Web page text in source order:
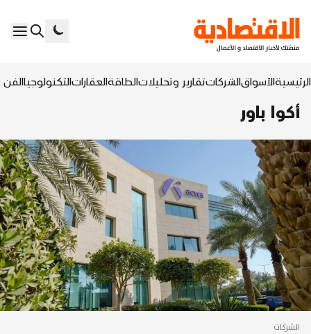
الرئيسيةالأسواقالشركاتتقارير وتحليلاتالطاقةالعقاراتالتكنولوجياالفن
أكوا باور
الشركات